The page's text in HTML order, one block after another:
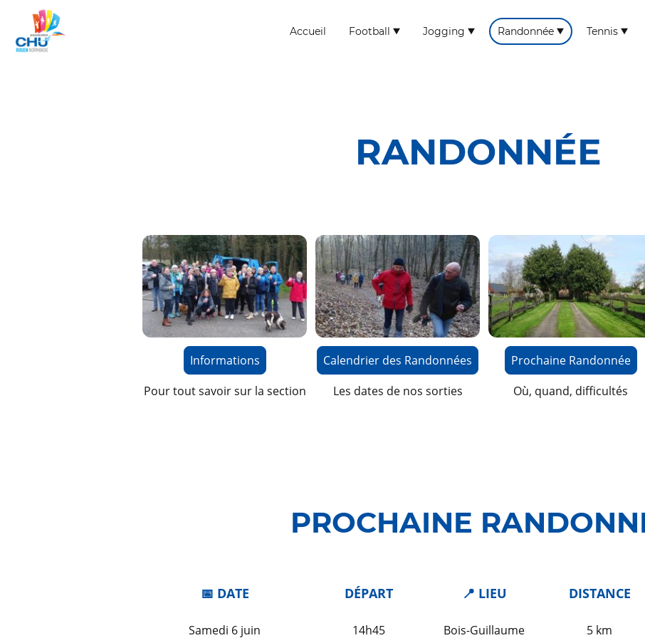
Accueil Football Jogging Randonnée Tennis
RANDONNÉE
Informations Calendrier des Randonnées
Prochaine Randonnée
Pour tout savoir sur la section
Les dates de nos sorties Où, quand, difficultés
PROCHAINE
DISTANCE
📍 LIEU
DÉPART
📅 DATE
Samedi 6 juin 14h45 Bois-Guillaume 5 km